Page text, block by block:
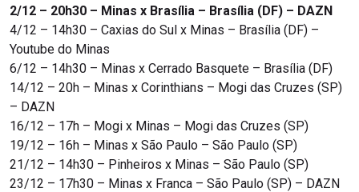
2/12 – 20h30 – Minas x Brasília – Brasília (DF) – DAZN
4/12 – 14h30 – Caxias do Sul x Minas – Brasília (DF) –
Youtube do Minas
6/12 – 14h30 – Minas x Cerrado Basquete – Brasília (DF)
14/12 – 20h – Minas x Corinthians – Mogi das Cruzes (SP)
– DAZN
16/12 – 17h – Mogi x Minas – Mogi das Cruzes (SP)
19/12 – 16h – Minas x São Paulo – São Paulo (SP)
21/12 – 14h30 – Pinheiros x Minas – São Paulo (SP)
23/12 – 17h30 – Minas x Franca – São Paulo (SP) – DAZN